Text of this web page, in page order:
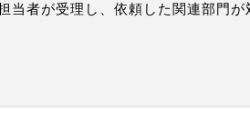
当者が受理し、依頼した関連部門